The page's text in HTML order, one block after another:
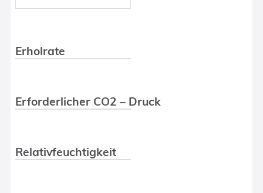
Erholrate
Erforderlicher CO2 – Druck
Relativfeuchtigkeit